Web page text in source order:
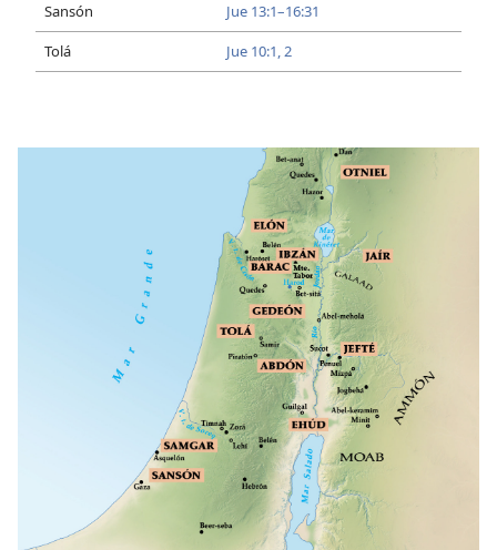
Sansón
Jue 13:1–16:31
Tolá
Jue 10:1, 2